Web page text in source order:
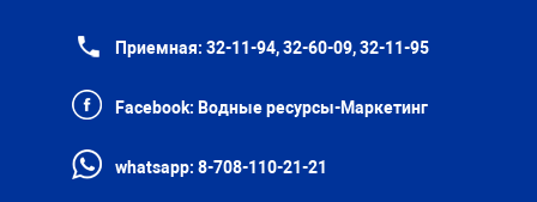
Приемная: 32-11-94, 32-60-09, 32-11-95
Facebook: Водные ресурсы-Маркетинг
whatsapp: 8-708-110-21-21